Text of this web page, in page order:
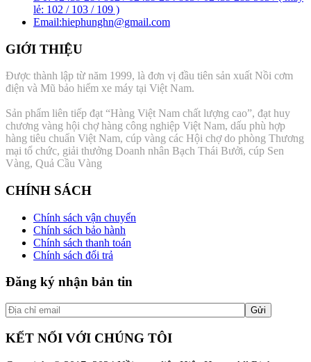
lẻ: 102 / 103 / 109 )
Email:hiephunghn@gmail.com
GIỚI THIỆU
Được thành lập từ năm 1999, là đơn vị đầu tiên sản xuất Nồi cơm
điện và Mũ bảo hiểm xe máy tại Việt Nam.
Sản phẩm liên tiếp đạt “Hàng Việt Nam chất lượng cao”, đạt huy
chương vàng hội chợ hàng công nghiệp Việt Nam, dấu phù hợp
hàng tiêu chuẩn Việt Nam, cúp vàng các Hội chợ do phòng Thương
mại tổ chức, giải thưởng Doanh nhân Bạch Thái Bưởi, cúp Sen
Vàng, Quả Cầu Vàng
CHÍNH SÁCH
Chính sách vận chuyển
Chính sách bảo hành
Chính sách thanh toán
Chính sách đổi trả
Đăng ký nhận bản tin
KẾT NỐI VỚI CHÚNG TÔI